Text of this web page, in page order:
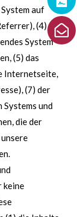
auf
(4)
System
(5) das
Internetseite,
(7) der
und
die der
keine